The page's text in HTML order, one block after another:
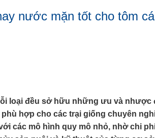
nước mặn tốt cho tôm
loại đều sở hữu những ưu và nhược
hợp cho các trại giống chuyên
các mô hình quy mô nhỏ, nhờ chi